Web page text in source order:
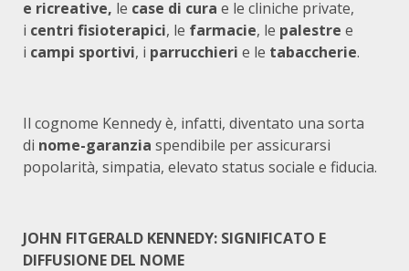
e ricreative, le case di cura e le cliniche private,
i centri fisioterapici, le farmacie, le palestre e
i campi sportivi, i parrucchieri e le tabaccherie.
Il cognome Kennedy è, infatti, diventato una sorta
di nome-garanzia spendibile per assicurarsi
popolarità, simpatia, elevato status sociale e fiducia.
JOHN FITGERALD KENNEDY: SIGNIFICATO E
DIFFUSIONE DEL NOME